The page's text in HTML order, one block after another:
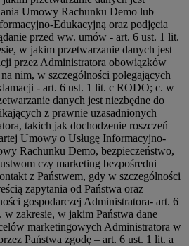
Umowy Rachunku Demo lub
Edukacyjną oraz podjęcia
przed ww. umów - art. 6 ust. 1 lit.
w jakim przetwarzanie danych jest
przez Administratora obowiązków
nim, w szczególności polegających
- art. 6 ust. 1 lit. c RODO; c. w
danych jest niezbędne do
z prawnie uzasadnionych
takich jak dochodzenie roszczeń
Umowy o Usługę Informacyjno-
Rachunku Demo, bezpieczeństwo,
czy marketing bezpośredni
z Państwem, gdy w szczególności
zapytania od Państwa oraz
gospodarczej Administratora- art. 6
zakresie, w jakim Państwa dane
marketingowych Administratora w
Państwa zgodę – art. 6 ust. 1 lit. a